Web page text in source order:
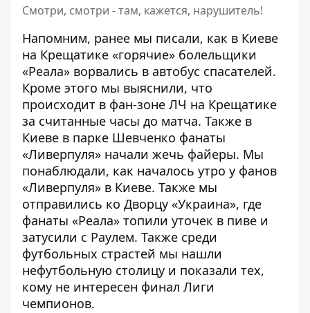
Смотри, смотри - там, кажется, нарушитель!
Напомним, ранее мы писали, как в Киеве
на Крещатике «горячие» болельщики
«Реала» ворвались в автобус спасателей.
Кроме этого мы выяснили, что
происходит в фан-зоне ЛЧ на Крещатике
за считанные часы до матча. Также в
Киеве в парке Шевченко фанаты
«Ливерпуля» начали жечь файеры. Мы
понаблюдали, как началось утро у фанов
«Ливерпуля» в Киеве. Также мы
отправились ко Дворцу «Украина», где
фанаты «Реала» топили уточек в пиве и
затусили с Раулем. Также среди
футбольных страстей мы нашли
нефутбольную столицу и показали тех,
кому не интересен финал Лиги
чемпионов.